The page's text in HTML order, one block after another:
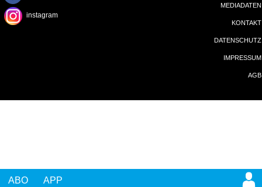
ABO APP
instagram
MEDIADATEN
KONTAKT
DATENSCHUTZ
IMPRESSUM
AGB